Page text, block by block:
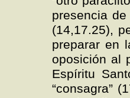
presencia
(14,17.25),
preparar en
oposición al
Espíritu
“consagra”